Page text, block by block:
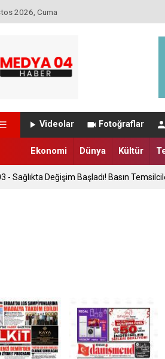
2026, Cuma
Videolar Fotoğraflar
Ekonomi Dünya Kültür
- Sağlıkta Değişim Başladı! Basın